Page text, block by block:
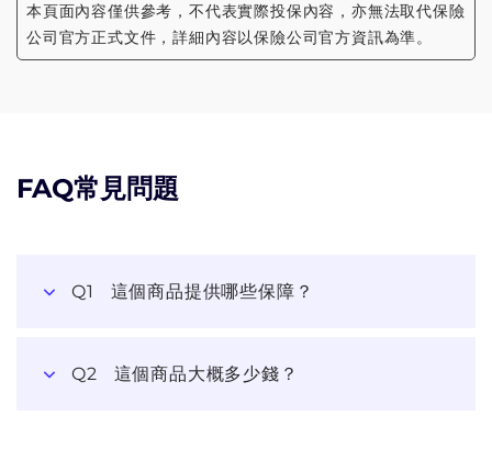
本頁面內容僅供參考，不代表實際投保內容，亦無法取代保險
公司官方正式文件，詳細內容以保險公司官方資訊為準。
FAQ常見問題
Q1 這個商品提供哪些保障？
Q2 這個商品大概多少錢？